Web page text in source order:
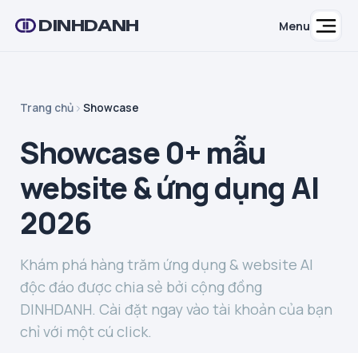
DINHDANH Menu
Trang chủ Showcase
Showcase 0+ mẫu
website & ứng dụng AI
2026
Khám phá hàng trăm ứng dụng & website AI
độc đáo được chia sẻ bởi cộng đồng
DINHDANH. Cài đặt ngay vào tài khoản của bạn
chỉ với một cú click.